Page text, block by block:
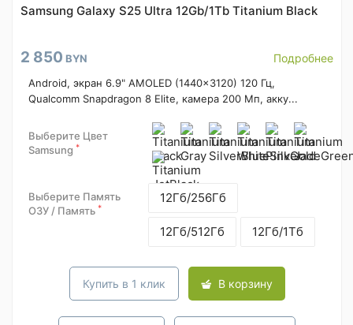
Samsung Galaxy S25 Ultra 12Gb/1Tb Titanium Black
2 850 BYN Подробнее
Android, экран 6.9" AMOLED (1440x3120) 120 Гц,
Qualcomm Snapdragon 8 Elite, камера 200 Мп, акку...
Выберите Цвет
Samsung *
Выберите Память
ОЗУ / Память *
12Гб/256Гб
12Гб/512Гб 12Гб/1Тб
Купить в 1 клик В корзину